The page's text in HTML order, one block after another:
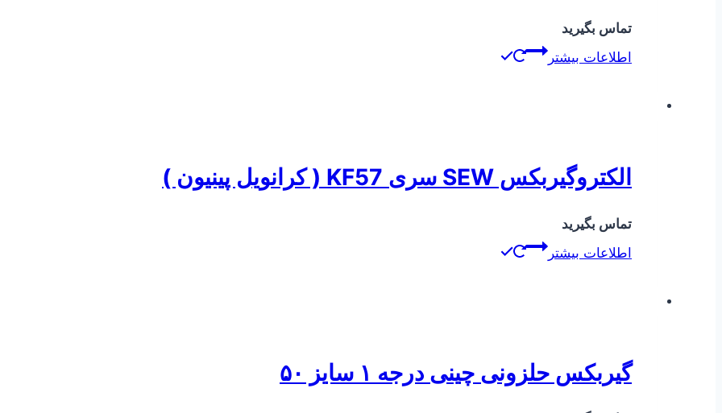
تماس بگیرید
اطلاعات بیشتر
الکتروگیربکس SEW سری KF57 ( کرانویل پینیون )
تماس بگیرید
اطلاعات بیشتر
گیربکس حلزونی چینی درجه ۱ سایز ۵۰